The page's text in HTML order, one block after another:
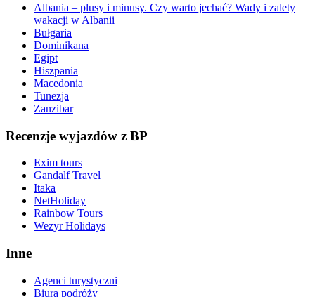
Albania – plusy i minusy. Czy warto jechać? Wady i zalety
wakacji w Albanii
Bułgaria
Dominikana
Egipt
Hiszpania
Macedonia
Tunezja
Zanzibar
Recenzje wyjazdów z BP
Exim tours
Gandalf Travel
Itaka
NetHoliday
Rainbow Tours
Wezyr Holidays
Inne
Agenci turystyczni
Biura podróży